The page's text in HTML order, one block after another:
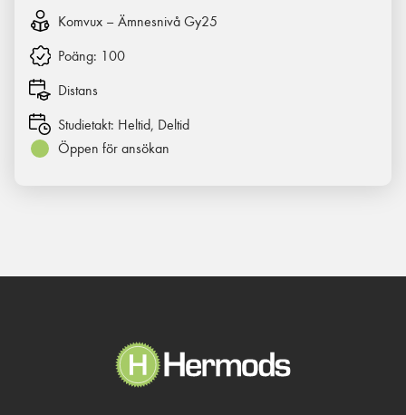
Komvux – Ämnesnivå Gy25
Poäng: 100
Distans
Studietakt: Heltid, Deltid
Öppen för ansökan